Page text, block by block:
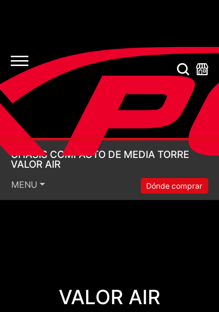
CHASIS COMPACTO
CHASIS COMPACTO DE MEDIA TORRE
VALOR AIR
MENU Dónde comprar
VALOR AIR